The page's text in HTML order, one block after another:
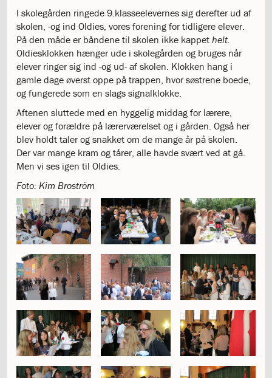
1.25:
Demokrati
og
folkestyre
1.26:
Jobopslag
1.27:
Optagelse
1.28:
Et
trygt
og
langt
skoleliv
begynder
her
1.30:
Sådan
gør
du
1.31:
Antal
pladser
og
venteliste
1.32:
Skolepenge
1.33:
Skolepenge
1.34:
Tilskud
skolepenge
1.35:
ISJ’s
Forældrefond
1.36:
Ligestilling
I skolegården ringede 9.klasseelevernes sig derefter ud af
skolen, -og ind Oldies, vores forening for tidligere elever.
På den måde er båndene til skolen ikke kappet helt.
Oldiesklokken hænger ude i skolegården og bruges når
elever ringer sig ind -og ud- af skolen. Klokken hang i
gamle dage øverst oppe på trappen, hvor søstrene boede,
og fungerede som en slags signalklokke.
Aftenen sluttede med en hyggelig middag for lærere,
elever og forældre på lærerværelset og i gården. Også her
blev holdt taler og snakket om de mange år på skolen.
Der var mange kram og tårer, alle havde svært ved at gå.
Men vi ses igen til Oldies.
Foto: Kim Broström